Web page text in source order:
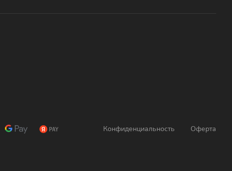
Конфиденциальность Оферта